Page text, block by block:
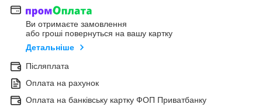
Ви отримаєте замовлення
або гроші повернуться на вашу картку
Детальніше
Післяплата
Оплата на рахунок
Оплата на банківську картку ФОП Приватбанку